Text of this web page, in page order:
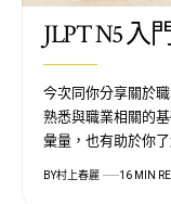
JLPT N5 入
今次同你分享關於
熟悉與職業相關的
彙量，也有助於你
BY村上春麗 16 MIN